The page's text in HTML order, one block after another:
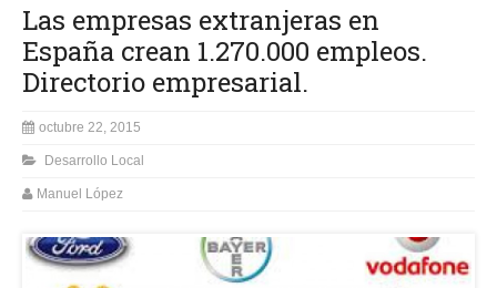
Las empresas extranjeras en
España crean 1.270.000 empleos.
Directorio empresarial.
octubre 22, 2015
Desarrollo Local
Manuel López